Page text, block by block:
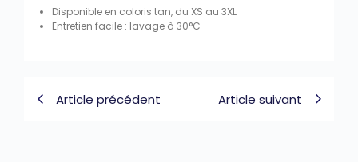
Disponible en coloris tan, du XS au 3XL
Entretien facile : lavage à 30°C
Article précédent Article suivant